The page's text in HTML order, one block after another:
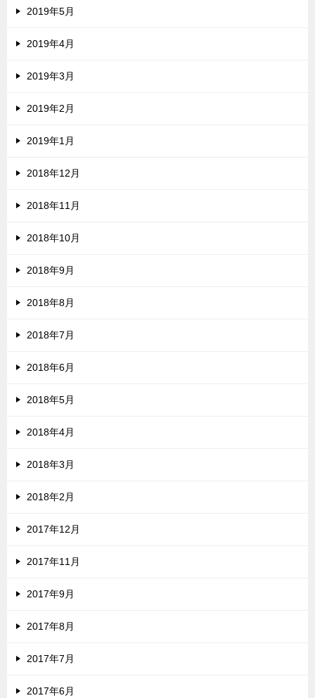
2019年5月
2019年4月
2019年3月
2019年2月
2019年1月
2018年12月
2018年11月
2018年10月
2018年9月
2018年8月
2018年7月
2018年6月
2018年5月
2018年4月
2018年3月
2018年2月
2017年12月
2017年11月
2017年9月
2017年8月
2017年7月
2017年6月